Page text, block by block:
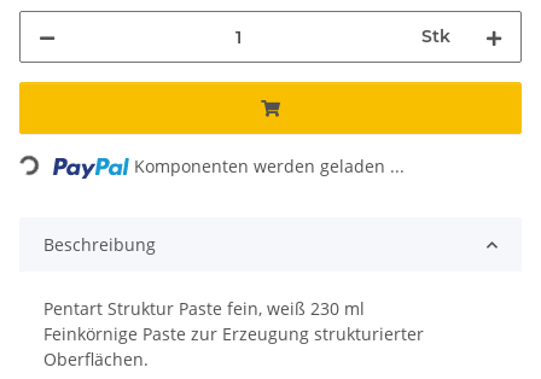
Stk
Loading... Komponenten werden geladen ...
Beschreibung
Pentart Struktur Paste fein, weiß 230 ml
Feinkörnige Paste zur Erzeugung strukturierter
Oberflächen.